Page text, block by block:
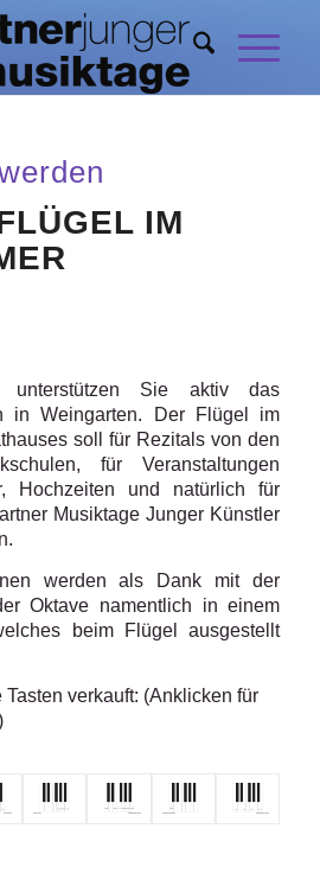
IM
unterstützen Sie aktiv das
in Weingarten. Der Flügel im
soll für Rezitals von den
für Veranstaltungen
Hochzeiten und natürlich für
Musiktage Junger Künstler
werden als Dank mit der
Oktave namentlich in einem
beim Flügel ausgestellt
verkauft: (Anklicken für